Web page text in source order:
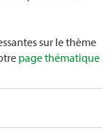
sur le thème
page thématique